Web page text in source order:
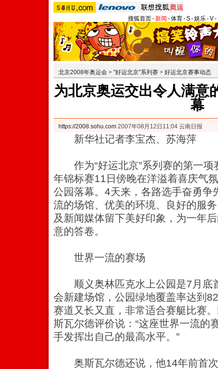
搜狐首页-新闻 -体育-S-娱乐-V-
北京2008年奥运会 > "好运北京"系列赛 > 好运北京赛事动态
为北京奥运交出令人满意
幕
https://2008.sohu.com 2007年08月12日11:04 云南日报
新华社记者李宝杰、苏海萍
作为“好运北京”系列赛的第一
年锦标赛11日傍晚在洋溢着喜庆气
公园落幕。4天来，各路选手奋勇争
流的场馆、优美的环境、良好的服
及新闻媒体留下美好印象，为一年
意的答卷。
世界一流的赛场
顺义奥林匹克水上公园是7月底
会新建场馆，公园绿地覆盖率达到
赛道又长又直，非常适合赛艇比赛
斯瓦尔德评价说：“这座世界一流的
手发挥出自己的最高水平。”
奥斯瓦尔德还说，他14年前首次